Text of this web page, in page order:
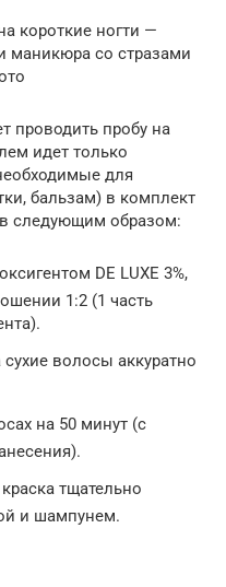
короткие ногти —
маникюра со стразами
проводить пробу на
идет только
для
бальзам) в комплект
следующим образом:
DE LUXE 3%,
1:2 (1 часть
волосы аккуратно
на 50 минут (с
тщательно
и шампунем.